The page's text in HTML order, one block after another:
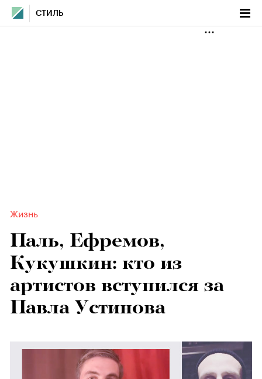
СТИЛЬ
Жизнь
Паль, Ефремов,
Кукушкин: кто из
артистов вступился за
Павла Устинова